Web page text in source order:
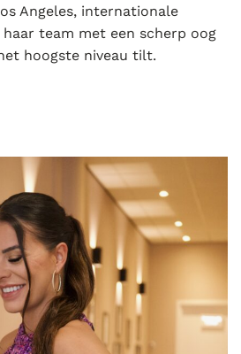
Angeles, internationale
team met een scherp oog
hoogste niveau tilt.